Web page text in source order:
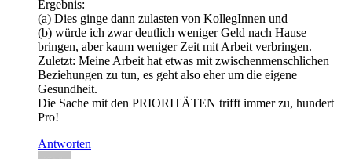
Ergebnis:
(a) Dies ginge dann zulasten von KollegInnen und
(b) würde ich zwar deutlich weniger Geld nach Hause
bringen, aber kaum weniger Zeit mit Arbeit verbringen.
Zuletzt: Meine Arbeit hat etwas mit zwischenmenschlichen
Beziehungen zu tun, es geht also eher um die eigene
Gesundheit.
Die Sache mit den PRIORITÄTEN trifft immer zu, hundert
Pro!
Antworten